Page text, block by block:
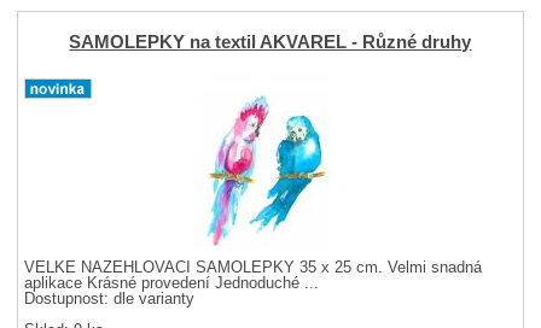
SAMOLEPKY na textil AKVAREL - Různé druhy
VELKÉ NAŽEHLOVACÍ SAMOLEPKY 35 x 25 cm. Velmi snadná
aplikace Krásné provedení Jednoduché ...
Dostupnost:dle varianty